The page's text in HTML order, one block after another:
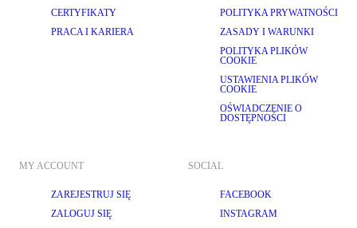
CERTYFIKATY
PRACA I KARIERA
POLITYKA PRYWATNOŚCI
ZASADY I WARUNKI
POLITYKA PLIKÓW
COOKIE
USTAWIENIA PLIKÓW
COOKIE
OŚWIADCZENIE O
DOSTĘPNOŚCI
MY ACCOUNT
ZAREJESTRUJ SIĘ
ZALOGUJ SIĘ
SOCIAL
FACEBOOK
INSTAGRAM